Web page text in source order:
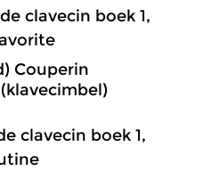
clavecin boek 1,
Couperin
clavecin boek 1,